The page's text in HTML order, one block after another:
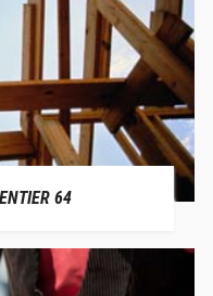
64